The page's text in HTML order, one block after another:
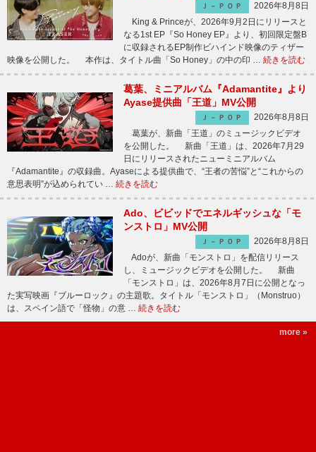
Ｊ－ＰＯＰ
2026年8月8日
King & Princeが、2026年9月2日にリリースと
なる1st EP『So Honey EP』より、初回限定盤B
に収録されるEP制作ビハインド映像のティザー
映像を公開した。 本作は、タイトル曲「So Honey」の中の印 … 続きを読む
葛葉、ミニアルバム『Adamantite』より
Ayase提供曲「王道」MV公開
Ｊ－ＰＯＰ
2026年8月8日
葛葉が、新曲「王道」のミュージックビデオ
を公開した。 新曲「王道」は、2026年7月29
日にリリースされたニューミニアルバム
『Adamantite』の収録曲。Ayaseによる提供曲で、“王者の苦悩”と“これからの
意思表明”が込められてい … 続きを読む
Ado、ビビッドでエネルギッシュな「モ
ンストロ」MV公開
Ｊ－ＰＯＰ
2026年8月8日
Adoが、新曲「モンストロ」を配信リリース
し、ミュージックビデオを公開した。 新曲
「モンストロ」は、2026年8月7日に公開となっ
た実写映画『ブルーロック』の主題歌。タイトル「モンストロ」（Monstruo）
は、スペイン語で「怪物」の意 … 続きを読む
more »